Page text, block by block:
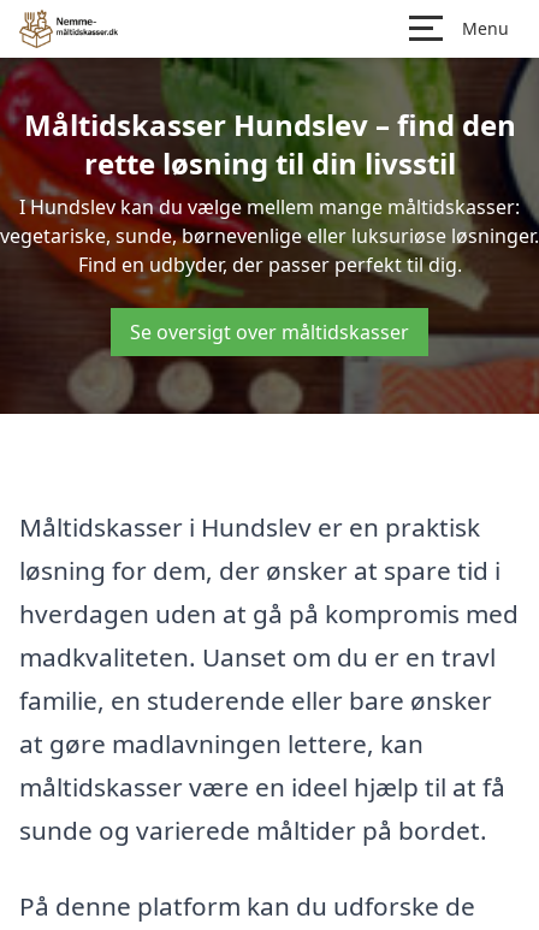
Menu
Måltidskasser Hundslev – find den
rette løsning til din livsstil
I Hundslev kan du vælge mellem mange måltidskasser:
vegetariske, sunde, børnevenlige eller luksuriøse løsninger.
Find en udbyder, der passer perfekt til dig.
Se oversigt over måltidskasser
Måltidskasser i Hundslev er en praktisk
løsning for dem, der ønsker at spare tid i
hverdagen uden at gå på kompromis med
madkvaliteten. Uanset om du er en travl
familie, en studerende eller bare ønsker
at gøre madlavningen lettere, kan
måltidskasser være en ideel hjælp til at få
sunde og varierede måltider på bordet.
På denne platform kan du udforske de